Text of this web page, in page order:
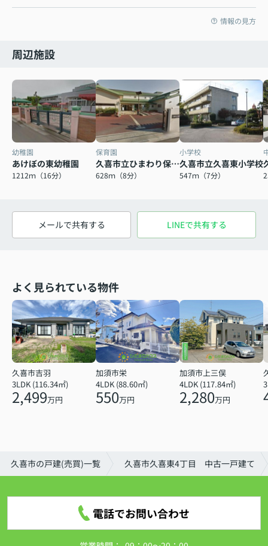
情報の見方
周辺施設
幼稚園
あけぼの東幼稚園
1212ｍ（16分）
保育園
久喜市立ひまわり保育園
628ｍ（8分）
小学校
久喜市立久喜東小学校
547ｍ（7分）
メールで共有する LINEで共有する
よく見られている物件
久喜市吉羽
3LDK (116.34㎡)
2,499万円
加須市栄
4LDK (88.60㎡)
550万円
加須市上三俣
4LDK (117.84㎡)
2,280万円
久喜市の戸建(売買)一覧 久喜市久喜東4丁目 中古一戸建て
電話でお問い合わせ